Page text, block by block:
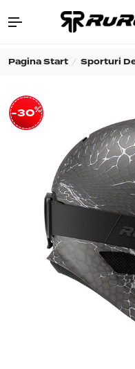
Pagina Start Sporturi
-30%